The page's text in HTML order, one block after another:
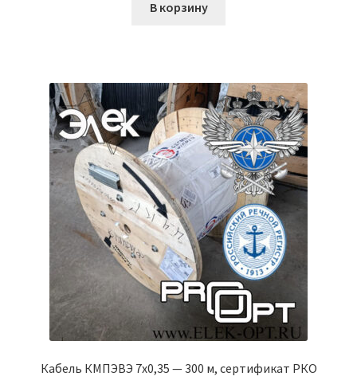
В корзину
Кабель КМПЭВЭ 7х0,35 — 300 м, сертификат РКО